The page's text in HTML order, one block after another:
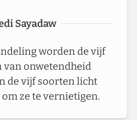
Sayadaw
worden de vijf
van onwetendheid
de vijf soorten licht
ze te vernietigen.